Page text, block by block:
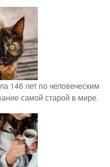
146 лет по человеческим
самой старой в мире.